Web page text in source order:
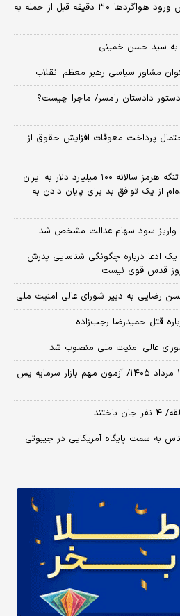
رئیس سازمان هواپیمایی: گزارش ورود هواگردها ٣٠ دقیقه قبل از حمله به
به سید حسن خمینی
مشاور سیاسی رهبر معظم انقلاب
دادستان رامسر/ ماجرا چیست؟
پرداخت معوقات افزایش حقوق از
توافق پیشنهادی برای بازگشایی تنگه هرمز سالانه ۱۰۰ میلیارد دلار به ایران
از یک توافق بد برای پایان دادن به
واریز سود سهام عدالت مشخص شد
یک ادعا درباره چگونگی شناسایی پدرش
روز قدس قوی نیست
رضایی به دبیر شورای عالی امنیت ملی
قتل حمیدرضا رجب‌زاده
عالی امنیت ملی منصوب شد
​پیش‌بینی بورس فردا دوشنبه ۱۹ مرداد ۱۴۰۵/ آزمون مهم بازار سرمایه پس
به سمت پایگاه آمریکایی در جیبوتی